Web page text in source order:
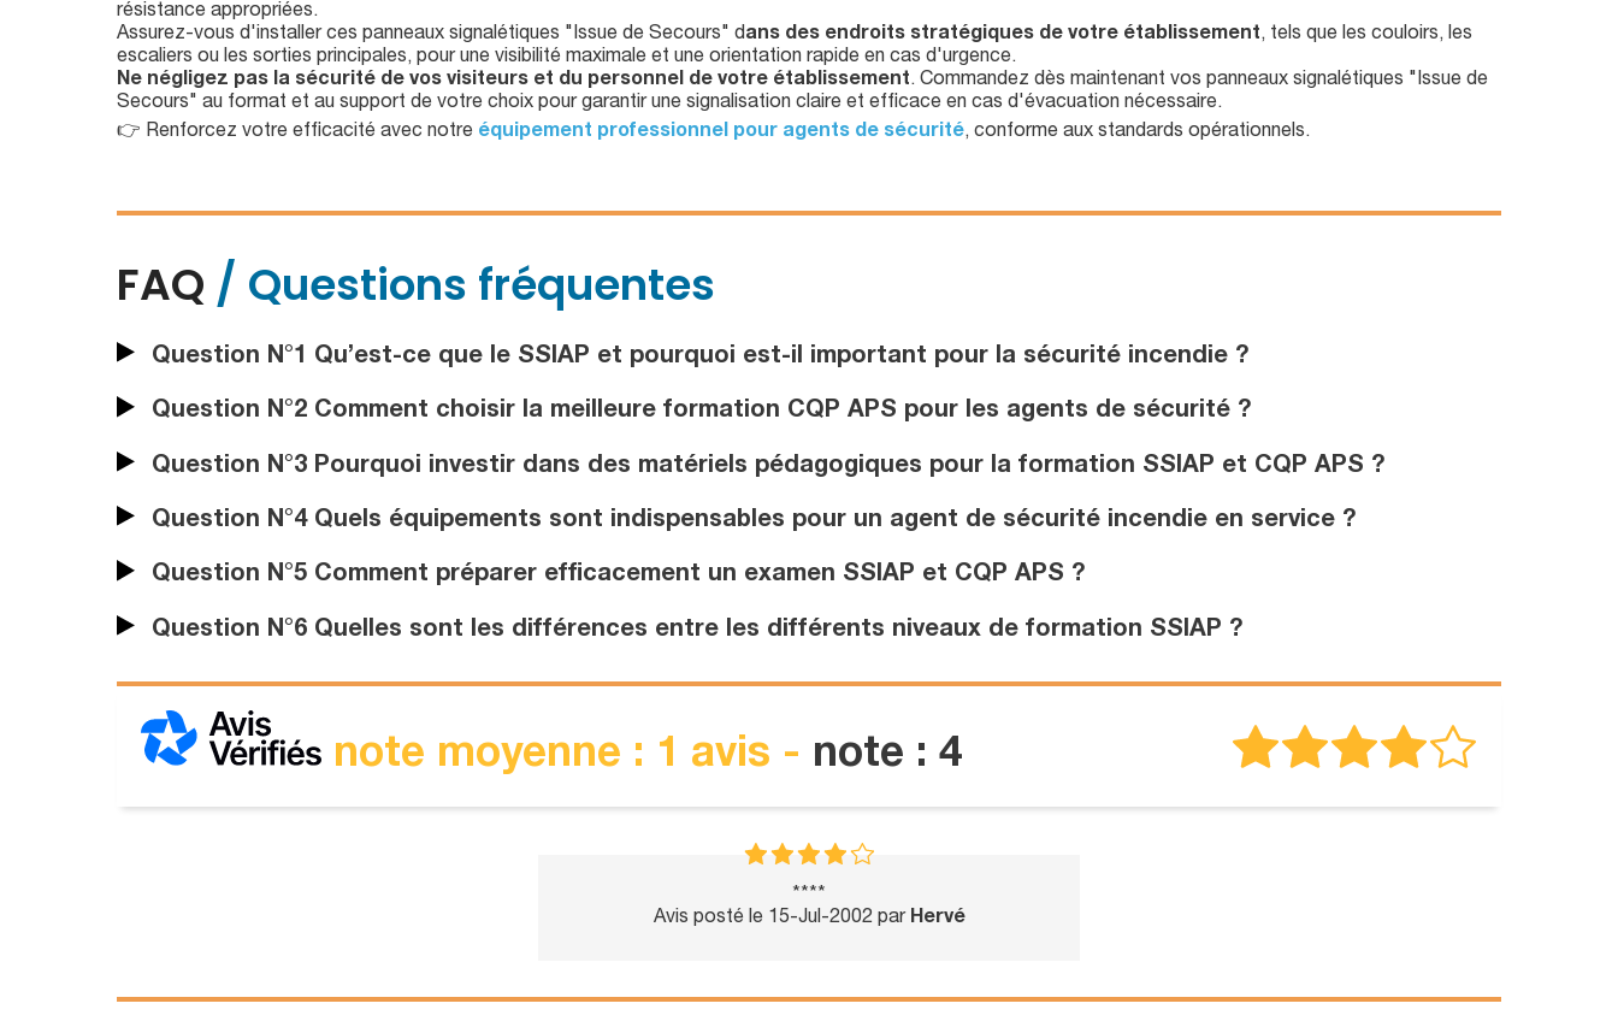
résistance appropriées.
Assurez-vous d'installer ces panneaux signalétiques "Issue de Secours" dans des endroits stratégiques de votre établissement, tels que les couloirs, les
escaliers ou les sorties principales, pour une visibilité maximale et une orientation rapide en cas d'urgence.
Ne négligez pas la sécurité de vos visiteurs et du personnel de votre établissement. Commandez dès maintenant vos panneaux signalétiques "Issue de
Secours" au format et au support de votre choix pour garantir une signalisation claire et efficace en cas d'évacuation nécessaire.
👉 Renforcez votre efficacité avec notre équipement professionnel pour agents de sécurité, conforme aux standards opérationnels.
FAQ / Questions fréquentes
Question N°1 Qu’est-ce que le SSIAP et pourquoi est-il important pour la sécurité incendie ?
Question N°2 Comment choisir la meilleure formation CQP APS pour les agents de sécurité ?
Question N°3 Pourquoi investir dans des matériels pédagogiques pour la formation SSIAP et CQP APS ?
Question N°4 Quels équipements sont indispensables pour un agent de sécurité incendie en service ?
Question N°5 Comment préparer efficacement un examen SSIAP et CQP APS ?
Question N°6 Quelles sont les différences entre les différents niveaux de formation SSIAP ?
note moyenne : 1 avis - note : 4
****
Avis posté le 15-Jul-2002 par Hervé